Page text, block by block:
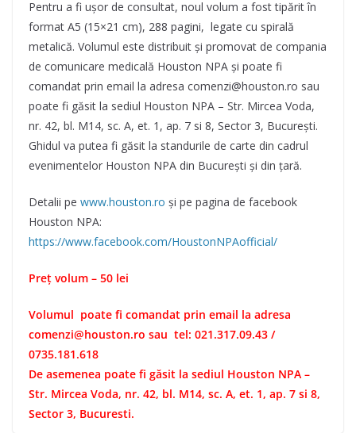
Pentru a fi ușor de consultat, noul volum a fost tipărit în
format A5 (15×21 cm), 288 pagini, legate cu spirală
metalică. Volumul este distribuit și promovat de compania
de comunicare medicală Houston NPA și poate fi
comandat prin email la adresa comenzi@houston.ro sau
poate fi găsit la sediul Houston NPA – Str. Mircea Voda,
nr. 42, bl. M14, sc. A, et. 1, ap. 7 si 8, Sector 3, București.
Ghidul va putea fi găsit la standurile de carte din cadrul
evenimentelor Houston NPA din București și din țară.
Detalii pe www.houston.ro și pe pagina de facebook
Houston NPA:
https://www.facebook.com/HoustonNPAofficial/
Preț volum – 50 lei
Volumul poate fi comandat prin email la adresa
comenzi@houston.ro sau tel: 021.317.09.43 /
0735.181.618
De asemenea poate fi găsit la sediul Houston NPA –
Str. Mircea Voda, nr. 42, bl. M14, sc. A, et. 1, ap. 7 si 8,
Sector 3, Bucuresti.